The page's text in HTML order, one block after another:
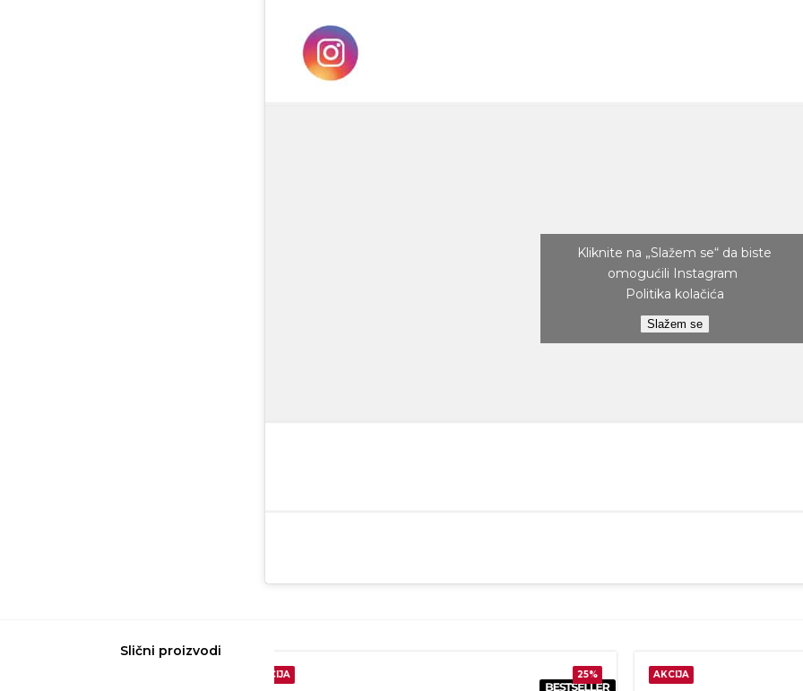
Kliknite na „Slažem se“ da biste
omogućili Instagram
Politika kolačića
Slažem se
Slični proizvodi